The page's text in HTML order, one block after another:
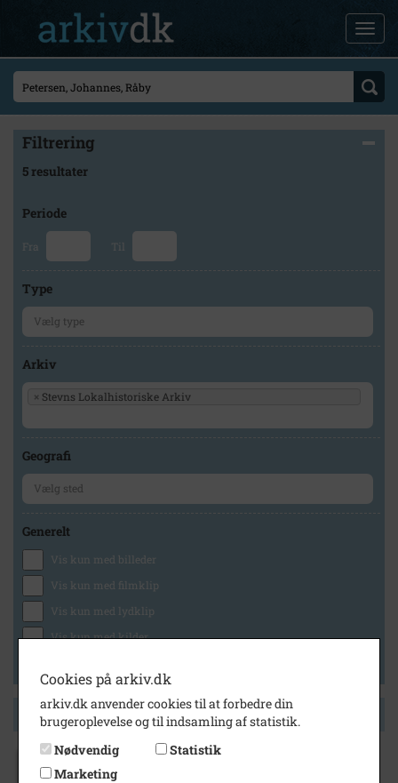
Filtrering
5 resultater
Periode
Fra Til
Type
Arkiv
× Stevns Lokalhistoriske Arkiv
Geografi
Generelt
Vis kun med billeder
Vis kun med filmklip
Vis kun med lydklip
Vis kun med kilder
Side 1 af 1
Cookies på arkiv.dk
arkiv.dk anvender cookies til at forbedre din
brugeroplevelse og til indsamling af statistik.
Nødvendig
Statistik
Marketing